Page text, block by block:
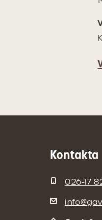
Kontakta
026-17